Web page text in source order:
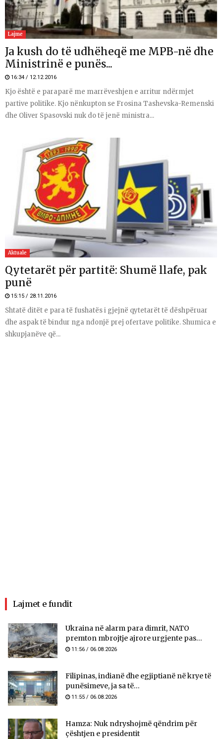
Lajme
Ja kush do të udhëheqë me MPB-në dhe
Ministrinë e punës...
16:34 / 12.12.2016
Kjo është e paraparë me marrëveshjen e arritur ndërmjet
partive politike. Kjo nënkupton se Frosina Tashevska-Remenski
dhe Oliver Spasovski nuk do të jenë ministra...
Aktuale
Qytetarët për partitë: Shumë llafe, pak
punë
15:15 / 28.11.2016
Shtatë ditët e para të fushatës i gjejnë qytetarët të dëshpëruar
dhe aspak të bindur nga ndonjë prej ofertave politike. Shumica e
shkupjanëve që...
Lajmet e fundit
Ukraina në alarm para dimrit, NATO
premton mbrojtje ajrore urgjente pas...
11:56 / 06.08.2026
Filipinas, indianë dhe egjiptianë në krye të
punësimeve, ja sa të...
11:55 / 06.08.2026
Hamza: Nuk ndryshojmë qëndrim për
çështjen e presidentit